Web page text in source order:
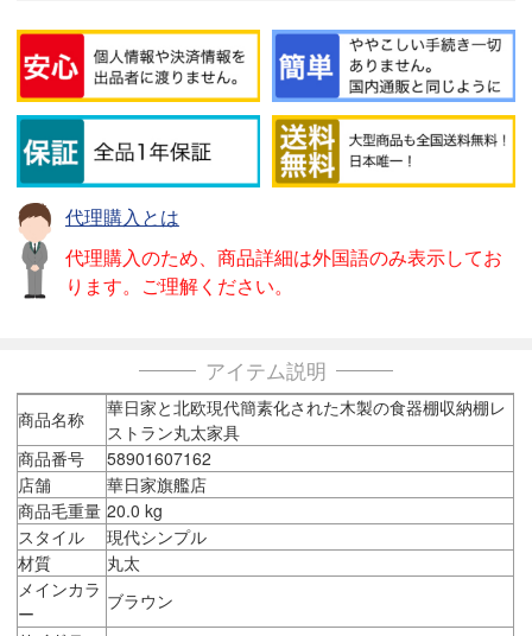
代理購入とは
代理購入のため、商品詳細は外国語のみ表示してお
ります。ご理解ください。
アイテム説明
商品名称
華日家と北欧現代簡素化された木製の食器棚収納棚レ
ストラン丸太家具
商品番号
58901607162
店舗
華日家旗艦店
商品毛重量 20.0 kg
スタイル
現代シンプル
材質
丸太
メインカラ
ー
ブラウン